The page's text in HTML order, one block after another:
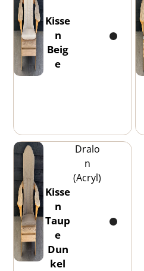
Kisse
n
Beig
e
Kisse
n
Taup
e
Dun
kel
Dralo
n
(Acryl)